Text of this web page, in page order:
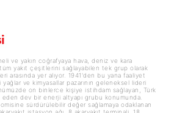
ve yakın coğrafyaya hava, deniz ve kara
yakıt çeşitlerini sağlayabilen tek grup olarak
arasında yer alıyor. 1941'den bu yana faaliyet
ve kimyasallar pazarının geleneksel lideri
on binlerce kişiye istihdam sağlayan, Türk
dev bir enerji altyapı grubu konumunda.
sürdürülebilir değer sağlamaya odaklanan